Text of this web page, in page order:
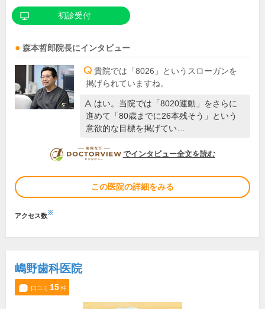
初診受付
森本哲郎院長にインタビュー
貴院では「8026」というスローガンを
掲げられていますね。
はい。当院では「8020運動」をさらに
進めて「80歳までに26本残そう」という
意欲的な目標を掲げてい…
DOCTORVIEW
でインタビュー全文を読む
この医院の詳細をみる
アクセス数※
嶋野歯科医院
口コミ 15件